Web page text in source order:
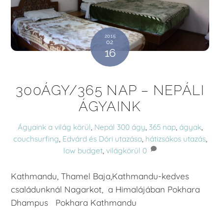
2015
02
16
300ÁGY/365 NAP – NEPÁLI
ÁGYAINK
Ágyaink a világ körül, Nepál 300 ágy, 365 nap, ágyak,
couchsurfing, Edvárd és Dóri utazása, hátizsákos utazás,
low budget, világkörül 0
Kathmandu, Thamel Baja,Kathmandu-kedves
családunknál Nagarkot, a Himalájában Pokhara
Dhampus Pokhara Kathmandu